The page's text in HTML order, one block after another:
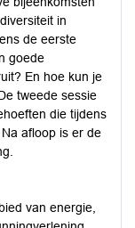
in
de eerste
goede
En hoe kun je
tweede sessie
die tijdens
afloop is er de
van energie,